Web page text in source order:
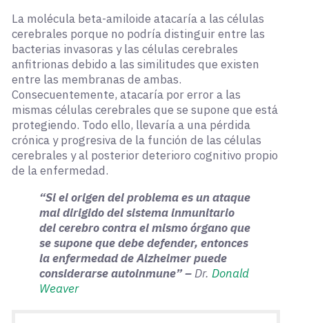
La molécula beta-amiloide atacaría a las células
cerebrales porque no podría distinguir entre las
bacterias invasoras y las células cerebrales
anfitrionas debido a las similitudes que existen
entre las membranas de ambas.
Consecuentemente, atacaría por error a las
mismas células cerebrales que se supone que está
protegiendo. Todo ello, llevaría a una pérdida
crónica y progresiva de la función de las células
cerebrales y al posterior deterioro cognitivo propio
de la enfermedad.
“Si el origen del problema es un ataque
mal dirigido del sistema inmunitario
del cerebro contra el mismo órgano que
se supone que debe defender, entonces
la enfermedad de Alzheimer puede
considerarse autoinmune” –Dr. Donald
Weaver